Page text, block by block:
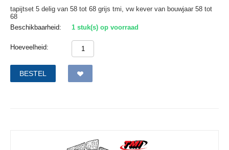
tapijtset 5 delig van 58 tot 68 grijs tmi, vw kever van bouwjaar 58 tot
68
Beschikbaarheid:
1 stuk(s) op voorraad
Hoeveelheid:
BESTEL